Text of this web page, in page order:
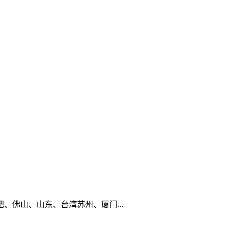
佛山、山东、台湾苏州、厦门...